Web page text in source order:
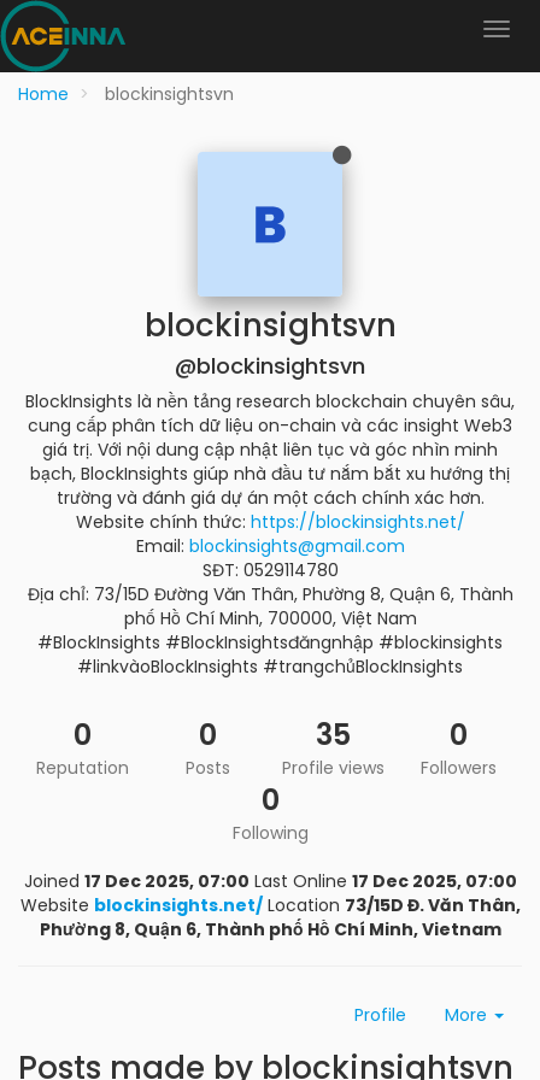
Home blockinsightsvn
blockinsightsvn
@blockinsightsvn
BlockInsights là nền tảng research blockchain chuyên sâu,
cung cấp phân tích dữ liệu on-chain và các insight Web3
giá trị. Với nội dung cập nhật liên tục và góc nhìn minh
bạch, BlockInsights giúp nhà đầu tư nắm bắt xu hướng thị
trường và đánh giá dự án một cách chính xác hơn.
Website chính thức: https://blockinsights.net/
Email: blockinsights@gmail.com
SĐT: 0529114780
Địa chỉ: 73/15D Đường Văn Thân, Phường 8, Quận 6, Thành
phố Hồ Chí Minh, 700000, Việt Nam
#BlockInsights #BlockInsightsđăngnhập #blockinsights
#linkvàoBlockInsights #trangchủBlockInsights
0
Reputation
0
Posts
35
Profile views
0
Followers
0
Following
Joined 17 Dec 2025, 07:00 Last Online 17 Dec 2025, 07:00
Website blockinsights.net/ Location 73/15D Đ. Văn Thân,
Phường 8, Quận 6, Thành phố Hồ Chí Minh, Vietnam
Profile More
Posts made by blockinsightsvn